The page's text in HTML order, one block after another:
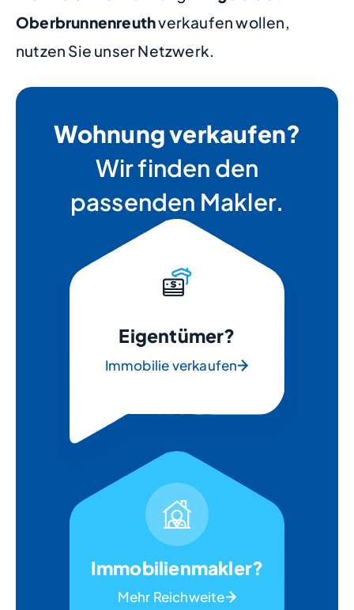
Oberbrunnenreuthverkaufen wollen,
nutzen Sie unser Netzwerk.
Wohnung verkaufen?
Wir finden den
passenden Makler.
Eigentümer?
Immobilie verkaufen
Immobilienmakler?
Mehr Reichweite